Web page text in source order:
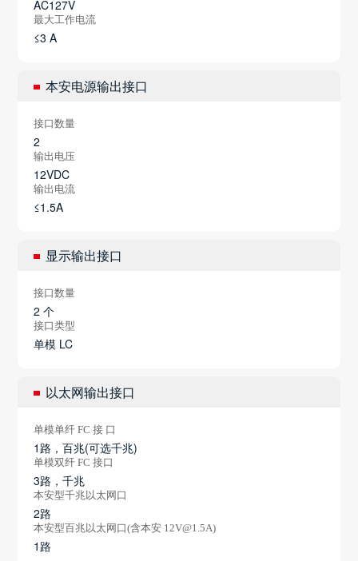
AC127V
最大工作电流
≤3 A
本安电源输出接口
接口数量
2
输出电压
12VDC
输出电流
≤1.5A
显示输出接口
接口数量
2 个
接口类型
单模 LC
以太网输出接口
单模单纤 FC 接 口
1路，百兆(可选千兆)
单模双纤 FC 接口
3路，千兆
本安型千兆以太网口
2路
本安型百兆以太网口(含本安 12V@1.5A)
1路